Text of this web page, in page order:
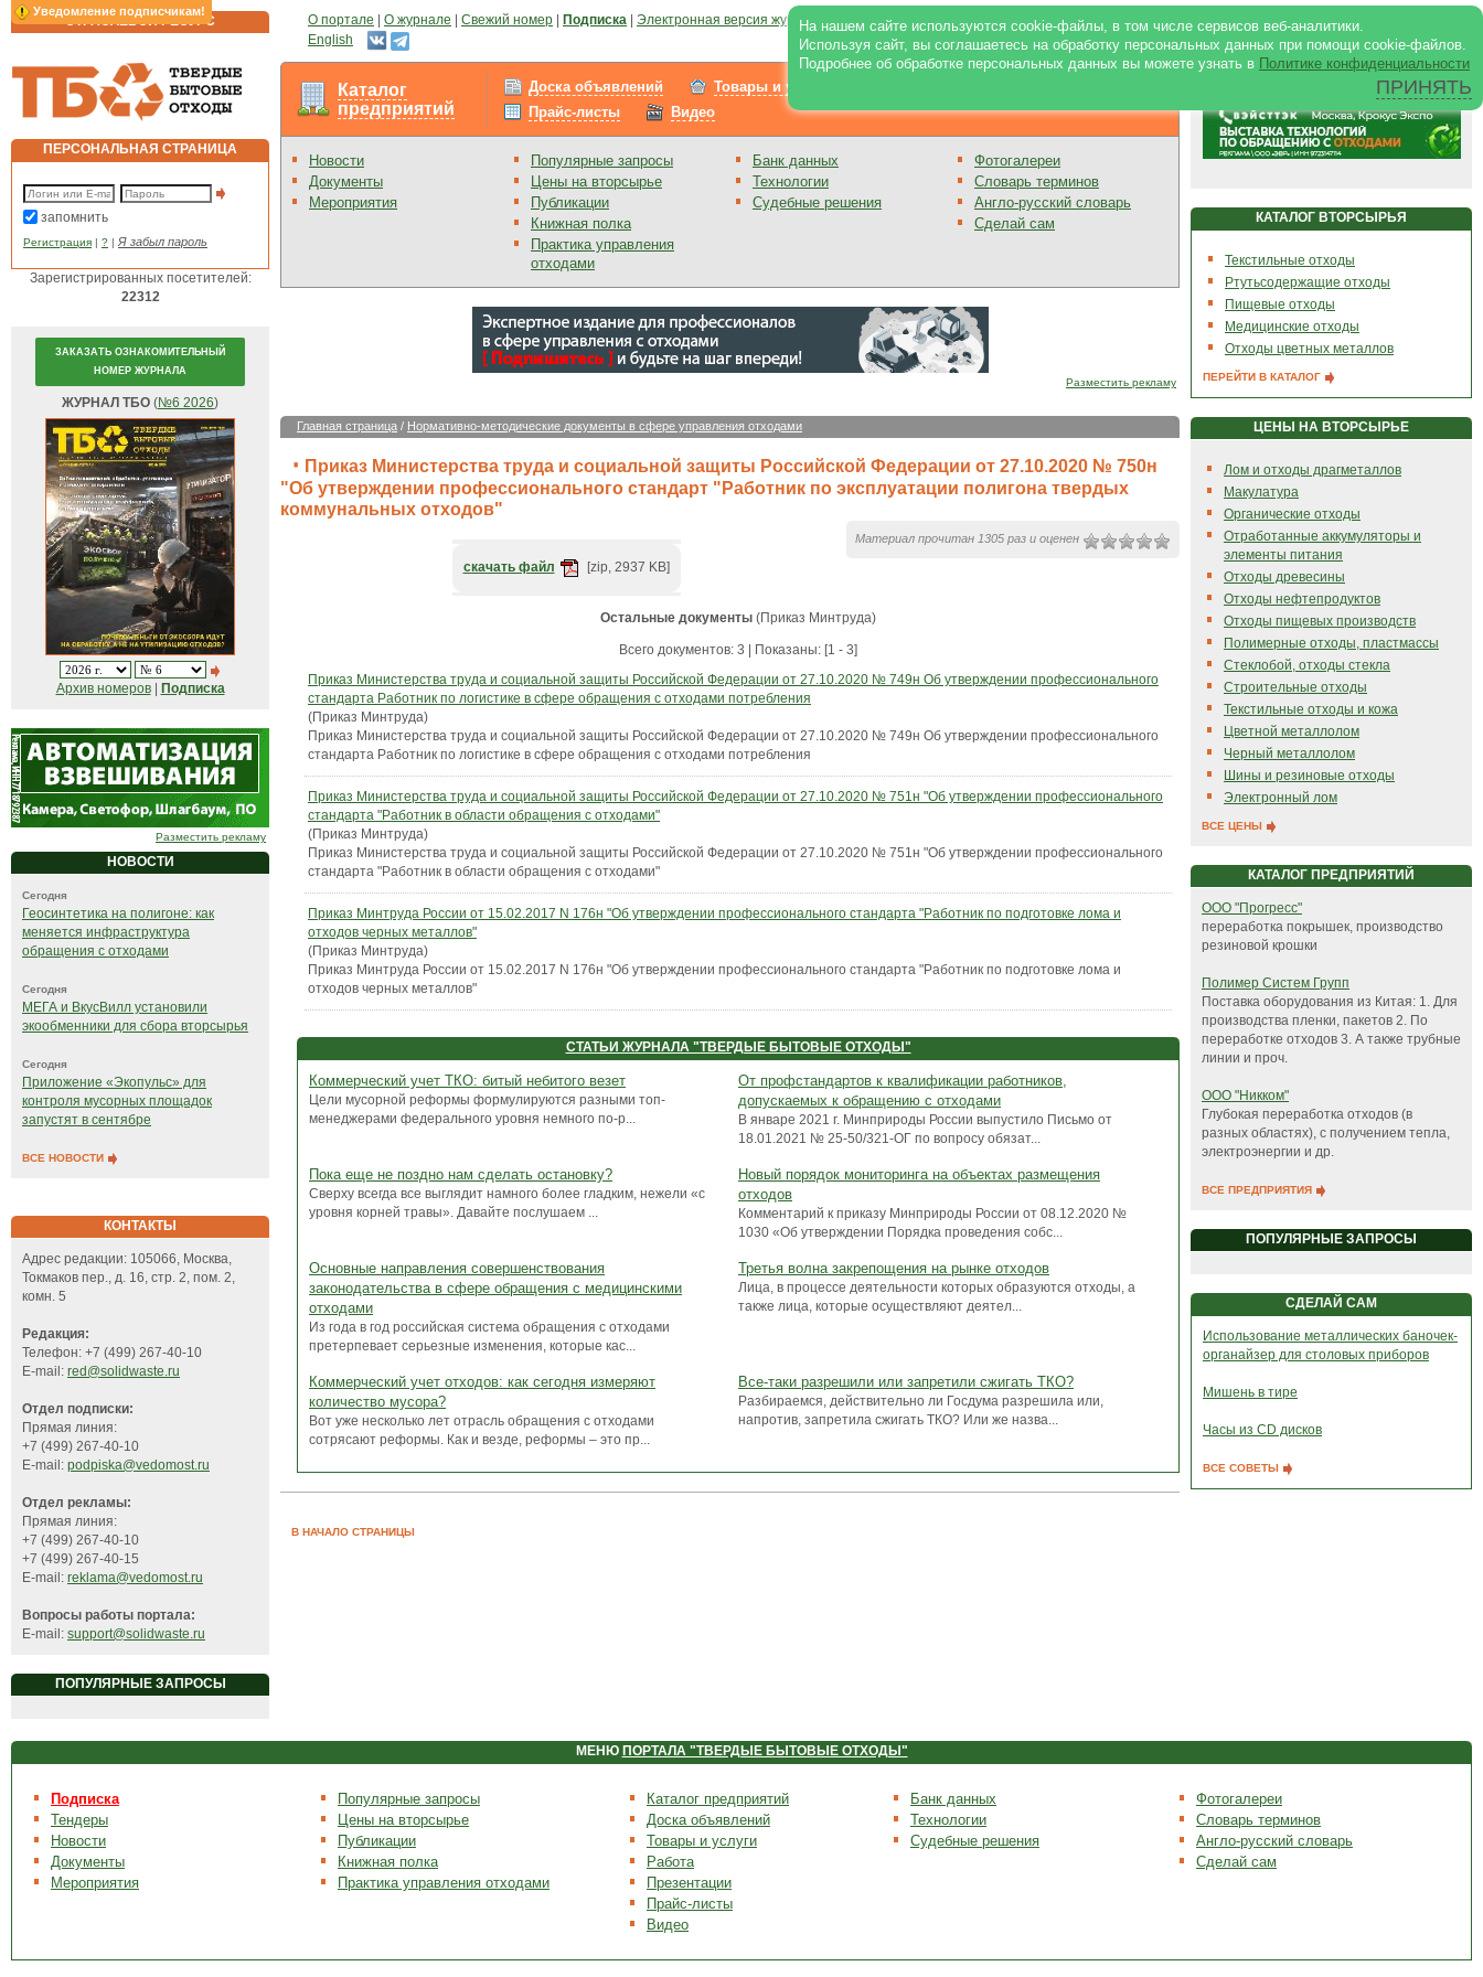
Уведомление подписчикам!
На нашем сайте используются cookie-файлы, в том числе сервисов веб-аналитики.
Используя сайт, вы соглашаетесь на обработку персональных данных при помощи cookie-файлов.
Подробнее об обработке персональных данных вы можете узнать в Политике конфиденциальности
ПРИНЯТЬ
ОТРАСЛЕВОЙ РЕСУРС О портале О журнале Свежий номер Подписка Электронная версия журнала |Отзывы|Реклама на портале|Реклама в журнале |
English
ПЕРСОНАЛЬНАЯ СТРАНИЦА
запомнить
Регистрация | ? | Я забыл пароль
Зарегистрированных посетителей:
22312
ЗАКАЗАТЬ ОЗНАКОМИТЕЛЬНЫЙ
НОМЕР ЖУРНАЛА
ЖУРНАЛ ТБО (№6 2026)
Архив номеров| Подписка
Разместить рекламу
НОВОСТИ
Сегодня
Геосинтетика на полигоне: как
меняется инфраструктура
обращения с отходами
Сегодня
МЕГА и ВкусВилл установили
экообменники для сбора вторсырья
Сегодня
Приложение «Экопульс» для
контроля мусорных площадок
запустят в сентябре
ВСЕ НОВОСТИ
КОНТАКТЫ
Адрес редакции: 105066, Москва,
Токмаков пер., д. 16, стр. 2, пом. 2,
комн. 5
Редакция:
Телефон: +7 (499) 267-40-10
E-mail: red@solidwaste.ru
Отдел подписки:
Прямая линия:
+7 (499) 267-40-10
E-mail: podpiska@vedomost.ru
Отдел рекламы:
Прямая линия:
+7 (499) 267-40-10
+7 (499) 267-40-15
E-mail: reklama@vedomost.ru
Вопросы работы портала:
E-mail: support@solidwaste.ru
ПОПУЛЯРНЫЕ ЗАПРОСЫ
Каталог
предприятий
Доска объявлений Товары и услуги
Прайс-листы
Видео
Новости
Документы
Мероприятия
Популярные запросы
Цены на вторсырье
Публикации
Книжная полка
Практика управления
отходами
Банк данных
Технологии
Судебные решения
Фотогалереи
Словарь терминов
Англо-русский словарь
Сделай сам
Разместить рекламу
Главная страница / Нормативно-методические документы в сфере управления отходами
Приказ Министерства труда и социальной защиты Российской Федерации от 27.10.2020 № 750н
"Об утверждении профессионального стандарт "Работник по эксплуатации полигона твердых
коммунальных отходов"
Материал прочитан 1305 раз и оценен
скачать файл [zip, 2937 KB]
Остальные документы (Приказ Минтруда)
Всего документов: 3 | Показаны: [1 - 3]
Приказ Министерства труда и социальной защиты Российской Федерации от 27.10.2020 № 749н Об утверждении профессионального
стандарта Работник по логистике в сфере обращения с отходами потребления
(Приказ Минтруда)
Приказ Министерства труда и социальной защиты Российской Федерации от 27.10.2020 № 749н Об утверждении профессионального
стандарта Работник по логистике в сфере обращения с отходами потребления
Приказ Министерства труда и социальной защиты Российской Федерации от 27.10.2020 № 751н "Об утверждении профессионального
стандарта "Работник в области обращения с отходами"
(Приказ Минтруда)
Приказ Министерства труда и социальной защиты Российской Федерации от 27.10.2020 № 751н "Об утверждении профессионального
стандарта "Работник в области обращения с отходами"
Приказ Минтруда России от 15.02.2017 N 176н "Об утверждении профессионального стандарта "Работник по подготовке лома и
отходов черных металлов"
(Приказ Минтруда)
Приказ Минтруда России от 15.02.2017 N 176н "Об утверждении профессионального стандарта "Работник по подготовке лома и
отходов черных металлов"
СТАТЬИ ЖУРНАЛА "ТВЕРДЫЕ БЫТОВЫЕ ОТХОДЫ"
Коммерческий учет ТКО: битый небитого везет
Цели мусорной реформы формулируются разными топ-
менеджерами федерального уровня немного по-р...
От профстандартов к квалификации работников,
допускаемых к обращению с отходами
В январе 2021 г. Минприроды России выпустило Письмо от
18.01.2021 № 25-50/321-ОГ по вопросу обязат...
Пока еще не поздно нам сделать остановку?
Сверху всегда все выглядит намного более гладким, нежели «с
уровня корней травы». Давайте послушаем ...
Новый порядок мониторинга на объектах размещения
отходов
Комментарий к приказу Минприроды России от 08.12.2020 №
1030 «Об утверждении Порядка проведения собс...
Основные направления совершенствования
законодательства в сфере обращения с медицинскими
отходами
Из года в год российская система обращения с отходами
претерпевает серьезные изменения, которые кас...
Третья волна закрепощения на рынке отходов
Лица, в процессе деятельности которых образуются отходы, а
также лица, которые осуществляют деятел...
Коммерческий учет отходов: как сегодня измеряют
количество мусора?
Вот уже несколько лет отрасль обращения с отходами
сотрясают реформы. Как и везде, реформы – это пр...
Все-таки разрешили или запретили сжигать ТКО?
Разбираемся, действительно ли Госдума разрешила или,
напротив, запретила сжигать ТКО? Или же назва...
В НАЧАЛО СТРАНИЦЫ
КАТАЛОГ ВТОРСЫРЬЯ
Текстильные отходы
Ртутьсодержащие отходы
Пищевые отходы
Медицинские отходы
Отходы цветных металлов
ПЕРЕЙТИ В КАТАЛОГ
ЦЕНЫ НА ВТОРСЫРЬЕ
Лом и отходы драгметаллов
Макулатура
Органические отходы
Отработанные аккумуляторы и
элементы питания
Отходы древесины
Отходы нефтепродуктов
Отходы пищевых производств
Полимерные отходы, пластмассы
Стеклобой, отходы стекла
Строительные отходы
Текстильные отходы и кожа
Цветной металлолом
Черный металлолом
Шины и резиновые отходы
Электронный лом
ВСЕ ЦЕНЫ
КАТАЛОГ ПРЕДПРИЯТИЙ
ООО "Прогресс"
переработка покрышек, производство
резиновой крошки
Полимер Систем Групп
Поставка оборудования из Китая: 1. Для
производства пленки, пакетов 2. По
переработке отходов 3. А также трубные
линии и проч.
ООО "Никком"
Глубокая переработка отходов (в
разных областях), с получением тепла,
электроэнергии и др.
ВСЕ ПРЕДПРИЯТИЯ
ПОПУЛЯРНЫЕ ЗАПРОСЫ
СДЕЛАЙ САМ
Использование металлических баночек-
органайзер для столовых приборов
Мишень в тире
Часы из CD дисков
ВСЕ СОВЕТЫ
МЕНЮ ПОРТАЛА "ТВЕРДЫЕ БЫТОВЫЕ ОТХОДЫ"
Подписка
Тендеры
Новости
Документы
Мероприятия
Популярные запросы
Цены на вторсырье
Публикации
Книжная полка
Практика управления отходами
Каталог предприятий
Доска объявлений
Товары и услуги
Работа
Презентации
Прайс-листы
Видео
Банк данных
Технологии
Судебные решения
Фотогалереи
Словарь терминов
Англо-русский словарь
Сделай сам